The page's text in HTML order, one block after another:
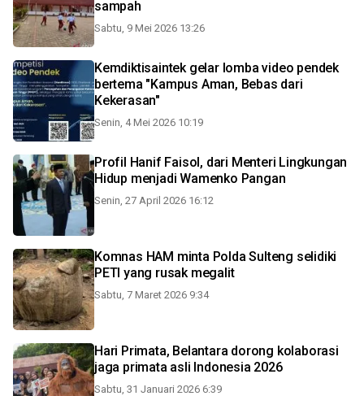
sampah
Sabtu, 9 Mei 2026 13:26
Kemdiktisaintek gelar lomba video pendek
bertema "Kampus Aman, Bebas dari
Kekerasan"
Senin, 4 Mei 2026 10:19
Profil Hanif Faisol, dari Menteri Lingkungan
Hidup menjadi Wamenko Pangan
Senin, 27 April 2026 16:12
Komnas HAM minta Polda Sulteng selidiki
PETI yang rusak megalit
Sabtu, 7 Maret 2026 9:34
Hari Primata, Belantara dorong kolaborasi
jaga primata asli Indonesia 2026
Sabtu, 31 Januari 2026 6:39